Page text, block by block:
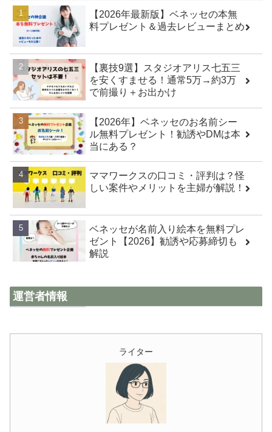
【2026年最新版】ベネッセの本無
料プレゼント＆過去レビューまとめ
【裏技9選】スタジオアリス七五三
を安くすませる！通常5万→約3万
で前撮り＋お出かけ
【2026年】ベネッセのお名前シー
ル無料プレゼント！勧誘やDMは本
当にある？
ママワークスの口コミ・評判は？怪
しい案件やメリットを主婦が解説！
ベネッセが名前入り絵本を無料プレ
ゼント【2026】勧誘や応募締切も
解説
運営者情報
ライター